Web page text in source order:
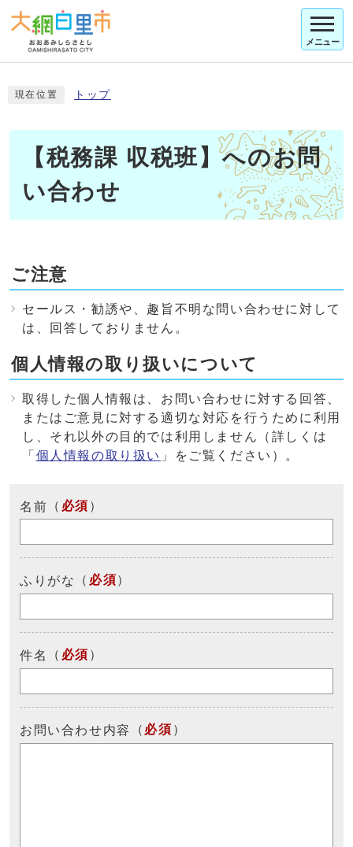
メニュー
現在位置 トップ
【税務課 収税班】へのお問
い合わせ
ご注意
セールス・勧誘や、趣旨不明な問い合わせに対して
は、回答しておりません。
個人情報の取り扱いについて
取得した個人情報は、お問い合わせに対する回答、
またはご意見に対する適切な対応を行うために利用
し、それ以外の目的では利用しません（詳しくは
「 個人情報の取り扱い 」をご覧ください）。
名前 （ 必須 ）
ふりがな （ 必須）
件名 （ 必須 ）
お問い合わせ内容 （ 必須 ）